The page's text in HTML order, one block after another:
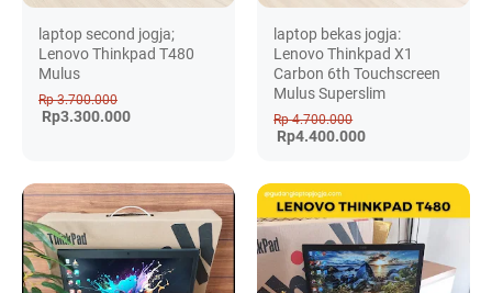
laptop second jogja;
Lenovo Thinkpad T480
Mulus
Rp 3.700.000
Rp3.300.000
laptop bekas jogja:
Lenovo Thinkpad X1
Carbon 6th Touchscreen
Mulus Superslim
Rp 4.700.000
Rp4.400.000